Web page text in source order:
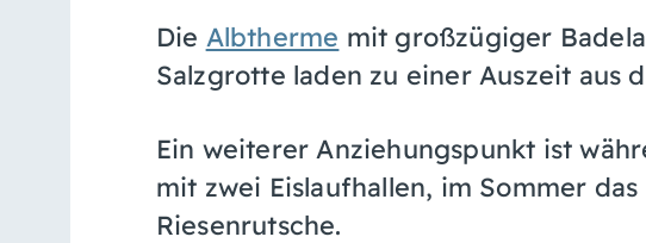
Die Albtherme mit großzügiger
Salzgrotte laden zu einer Auszeit aus
Ein weiterer Anziehungspunkt ist
mit zwei Eislaufhallen, im Sommer
Riesenrutsche.